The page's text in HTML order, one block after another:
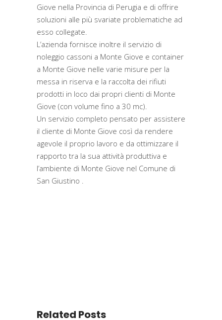
Giove nella Provincia di Perugia e di offrire
soluzioni alle più svariate problematiche ad
esso collegate.
L’azienda fornisce inoltre il servizio di
noleggio cassoni a Monte Giove e container
a Monte Giove nelle varie misure per la
messa in riserva e la raccolta dei rifiuti
prodotti in loco dai propri clienti di Monte
Giove (con volume fino a 30 mc).
Un servizio completo pensato per assistere
il cliente di Monte Giove così da rendere
agevole il proprio lavoro e da ottimizzare il
rapporto tra la sua attività produttiva e
l’ambiente di Monte Giove nel Comune di
San Giustino .
Related Posts